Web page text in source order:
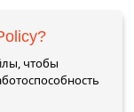
чтобы